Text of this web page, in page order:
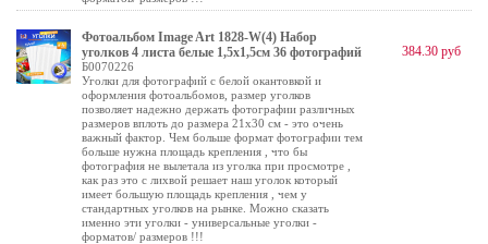
Фотоальбом Image Art 1828-W(4) Набор
уголков 4 листа белые 1,5х1,5см 36 фотографий
Б0070226
Уголки для фотографий с белой окантовкой и
оформления фотоальбомов, размер уголков
позволяет надежно держать фотографии различных
размеров вплоть до размера 21х30 см - это очень
важный фактор. Чем больше формат фотографии тем
больше нужна площадь крепления , что бы
фотография не вылетала из уголка при просмотре ,
как раз это с лихвой решает наш уголок который
имеет большую площадь крепления , чем у
стандартных уголков на рынке. Можно сказать
именно эти уголки - универсальные уголки -
форматов/ размеров !!!
384.30 руб